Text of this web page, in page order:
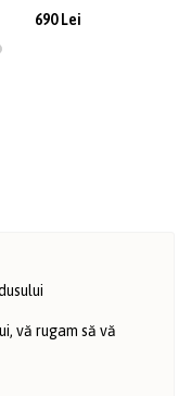
690 Lei
vă rugam să vă